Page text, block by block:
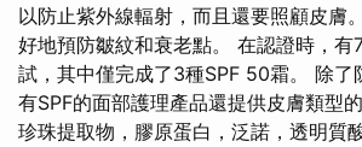
以防止紫外線輻射，而且還要照顧皮膚
好地預防皺紋和衰老點。 在認證時，有
試，其中僅完成了3種SPF 50霜。 除了
有SPF的面部護理產品還提供皮膚類型
珍珠提取物，膠原蛋白，泛諾，透明質